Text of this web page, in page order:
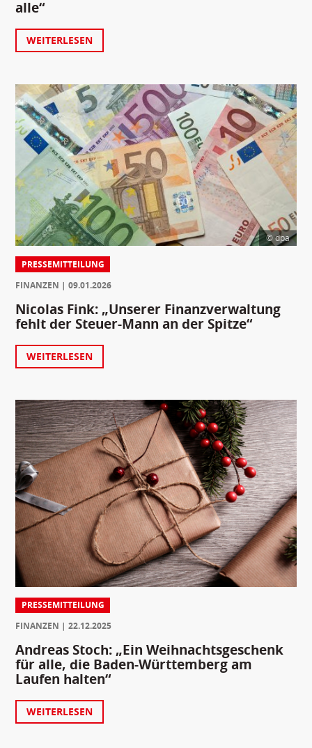
alle“
WEITERLESEN
© dpa
PRESSEMITTEILUNG
FINANZEN
09.01.2026
Nicolas Fink: „Unserer Finanzverwaltung
fehlt der Steuer-Mann an der Spitze“
WEITERLESEN
PRESSEMITTEILUNG
FINANZEN
22.12.2025
Andreas Stoch: „Ein Weihnachtsgeschenk
für alle, die Baden-Württemberg am
Laufen halten“
WEITERLESEN